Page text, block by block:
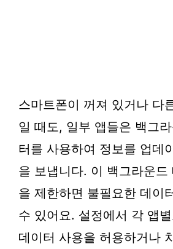
스마트폰이 꺼져 있거나 다
일 때도, 일부 앱들은 백그
터를 사용하여 정보를 업데
을 보냅니다. 이 백그라운드
을 제한하면 불필요한 데이
수 있어요. 설정에서 각 앱
데이터 사용을 허용하거나